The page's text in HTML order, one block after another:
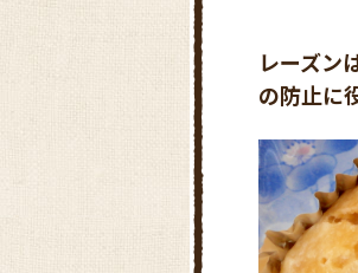
レーズン
の防止に